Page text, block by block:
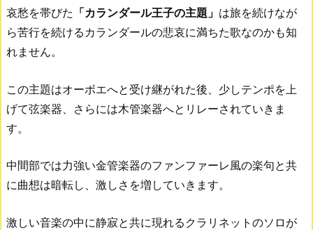
哀愁を帯びた 「カランダール王子の主題」 は旅を続けなが
ら苦行を続けるカランダールの悲哀に満ちた歌なのかも知
れません。
この主題はオーボエへと受け継がれた後、少しテンポを上
げて弦楽器、さらには木管楽器へとリレーされていきま
す。
中間部では力強い金管楽器のファンファーレ風の楽句と共
に曲想は暗転し、激しさを増していきます。
激しい音楽の中に静寂と共に現れるクラリネットのソロが